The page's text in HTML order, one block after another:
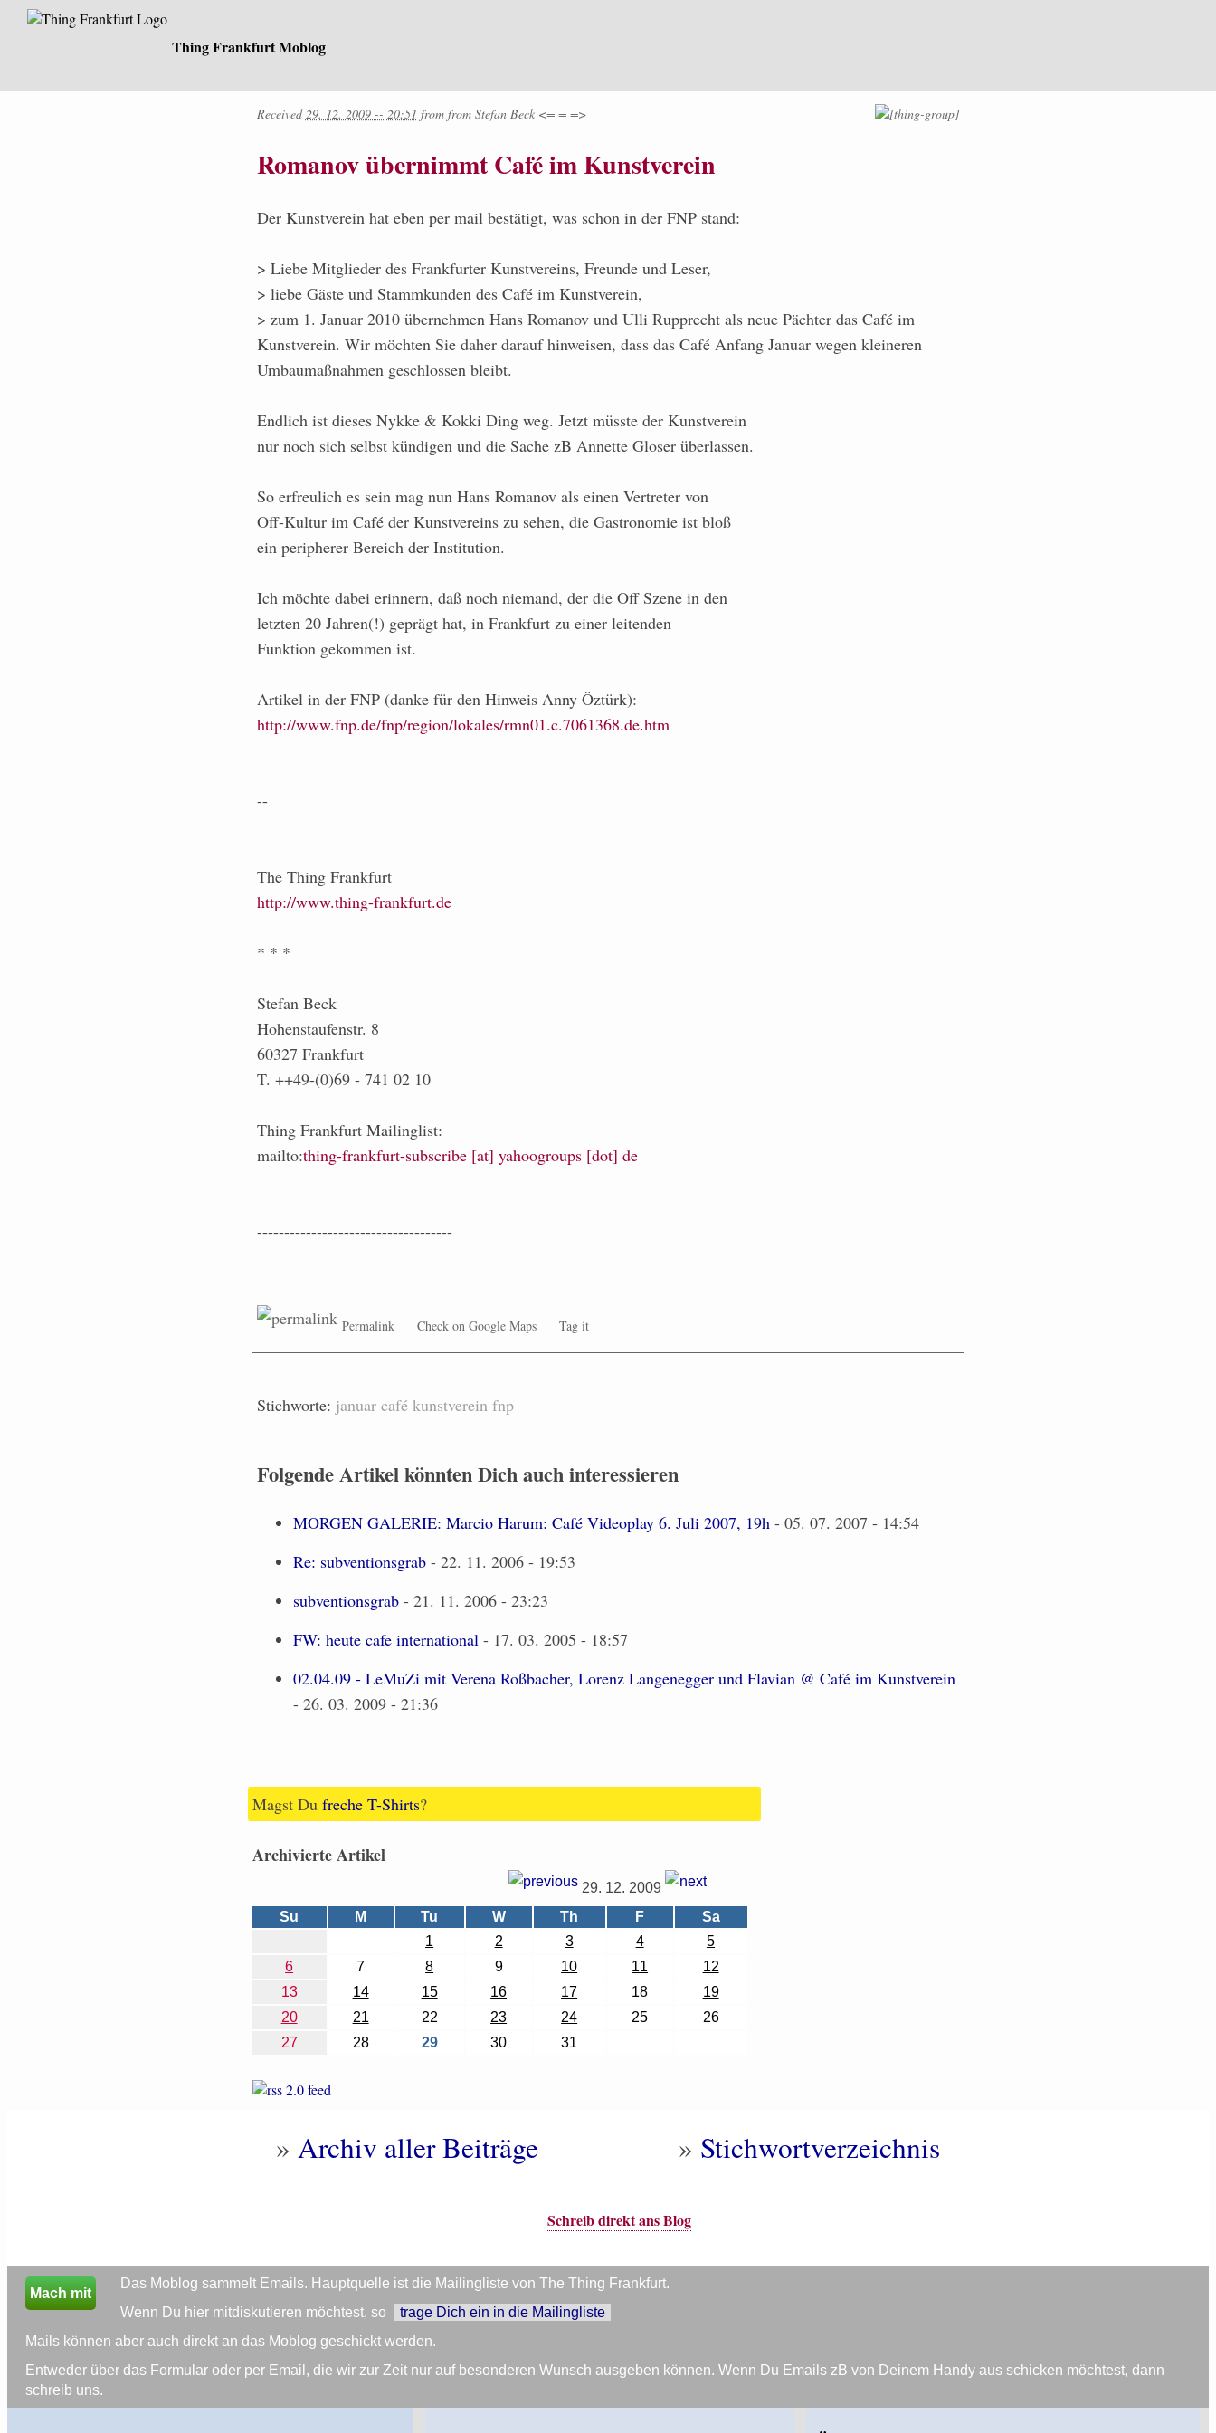
Thing Frankfurt Moblog
Received29. 12. 2009 -- 20:51 from from Stefan Beck <= = =>
Romanov übernimmt Café im Kunstverein
Der Kunstverein hat eben per mail bestätigt, was schon in der FNP stand:
> Liebe Mitglieder des Frankfurter Kunstvereins, Freunde und Leser,
> liebe Gäste und Stammkunden des Café im Kunstverein,
> zum 1. Januar 2010 übernehmen Hans Romanov und Ulli Rupprecht als neue Pächter das Café im
Kunstverein. Wir möchten Sie daher darauf hinweisen, dass das Café Anfang Januar wegen kleineren
Umbaumaßnahmen geschlossen bleibt.
Endlich ist dieses Nykke & Kokki Ding weg. Jetzt müsste der Kunstverein
nur noch sich selbst kündigen und die Sache zB Annette Gloser überlassen.
So erfreulich es sein mag nun Hans Romanov als einen Vertreter von
Off-Kultur im Café der Kunstvereins zu sehen, die Gastronomie ist bloß
ein peripherer Bereich der Institution.
Ich möchte dabei erinnern, daß noch niemand, der die Off Szene in den
letzten 20 Jahren(!) geprägt hat, in Frankfurt zu einer leitenden
Funktion gekommen ist.
Artikel in der FNP (danke für den Hinweis Anny Öztürk):
http://www.fnp.de/fnp/region/lokales/rmn01.c.7061368.de.htm
--
The Thing Frankfurt
http://www.thing-frankfurt.de
* * *
Stefan Beck
Hohenstaufenstr. 8
60327 Frankfurt
T. ++49-(0)69 - 741 02 10
Thing Frankfurt Mailinglist:
mailto:thing-frankfurt-subscribe [at] yahoogroups [dot] de
------------------------------------
Permalink Check on Google Maps Tag it
Stichworte: januar café kunstverein fnp
Folgende Artikel könnten Dich auch interessieren
MORGEN GALERIE: Marcio Harum: Café Videoplay 6. Juli 2007, 19h- 05. 07. 2007 - 14:54
Re: subventionsgrab- 22. 11. 2006 - 19:53
subventionsgrab- 21. 11. 2006 - 23:23
FW: heute cafe international- 17. 03. 2005 - 18:57
02.04.09 - LeMuZi mit Verena Roßbacher, Lorenz Langenegger und Flavian @ Café im Kunstverein
- 26. 03. 2009 - 21:36
Magst Du freche T-Shirts?
Archivierte Artikel
29. 12. 2009
Su
M Tu W Th F
Sa
1
2 3 4
5
6
7 8 9 10 11
12
13
14 15 16 17 18
19
20
21 22 23 24 25
26
27
28 29 30 31
» Archiv aller Beiträge » Stichwortverzeichnis
Schreib direkt ans Blog
Mach mit
Das Moblog sammelt Emails. Hauptquelle ist die Mailingliste von The Thing Frankfurt.
Wenn Du hier mitdiskutieren möchtest, so
trage Dich ein in die Mailingliste
Mails können aber auch direkt an das Moblog geschickt werden.
Entweder über das Formular oder per Email, die wir zur Zeit nur auf besonderen Wunsch ausgeben können. Wenn Du Emails zB von Deinem Handy aus schicken möchtest, dann
schreib uns.